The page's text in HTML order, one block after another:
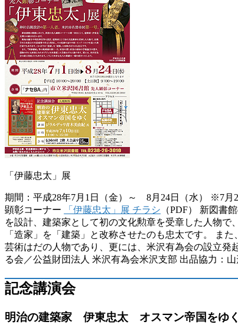
「伊藤忠太」展
期間：平成28年7月1日（金）～ 8月24日（水） ※7月
顕彰コーナー
「伊藤忠太」展 チラシ （PDF） 新図書
を設計、建築家として初の文化勲章を受章した人物
「造家」を「建築」と改称させたのも忠太です。 ま
芸術はだの人物であり、更には、米沢有為会の設立
る会／公益財団法人 米沢有為会米沢支部 出品協力：
記念講演会
明治の建築家 伊東忠太 オスマン帝国をゆく